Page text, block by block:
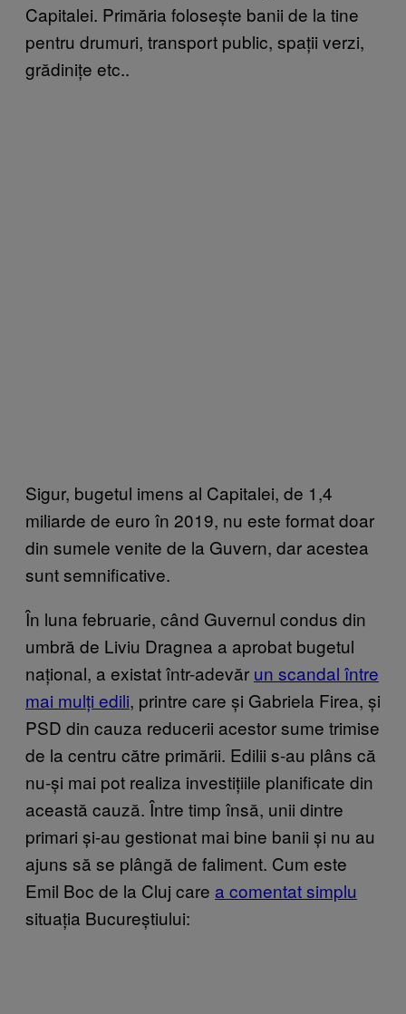
Capitalei. Primăria folosește banii de la tine
pentru drumuri, transport public, spații verzi,
grădinițe etc..
Sigur, bugetul imens al Capitalei, de 1,4
miliarde de euro în 2019, nu este format doar
din sumele venite de la Guvern, dar acestea
sunt semnificative.
În luna februarie, când Guvernul condus din
umbră de Liviu Dragnea a aprobat bugetul
național, a existat într-adevăr un scandal între
mai mulți edili, printre care și Gabriela Firea, și
PSD din cauza reducerii acestor sume trimise
de la centru către primării. Edilii s-au plâns că
nu-și mai pot realiza investițiile planificate din
această cauză. Între timp însă, unii dintre
primari și-au gestionat mai bine banii și nu au
ajuns să se plângă de faliment. Cum este
Emil Boc de la Cluj care a comentat simplu
situația Bucureștiului: